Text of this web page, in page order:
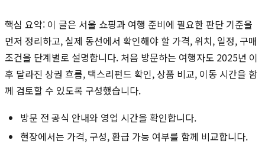
핵심 요약: 이 글은 서울 쇼핑과 여행 준비에 필요한 판단 기준을
먼저 정리하고, 실제 동선에서 확인해야 할 가격, 위치, 일정, 구매
조건을 단계별로 설명합니다. 처음 방문하는 여행자도 2025년 이
후 달라진 상권 흐름, 택스리펀드 확인, 상품 비교, 이동 시간을 함
께 검토할 수 있도록 구성했습니다.
방문 전 공식 안내와 영업 시간을 확인합니다.
현장에서는 가격, 구성, 환급 가능 여부를 함께 비교합니다.